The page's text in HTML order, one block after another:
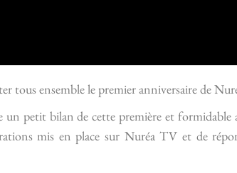
tous ensemble le premier anniversaire de
un petit bilan de cette première et formidable
mis en place sur Nuréa TV et de